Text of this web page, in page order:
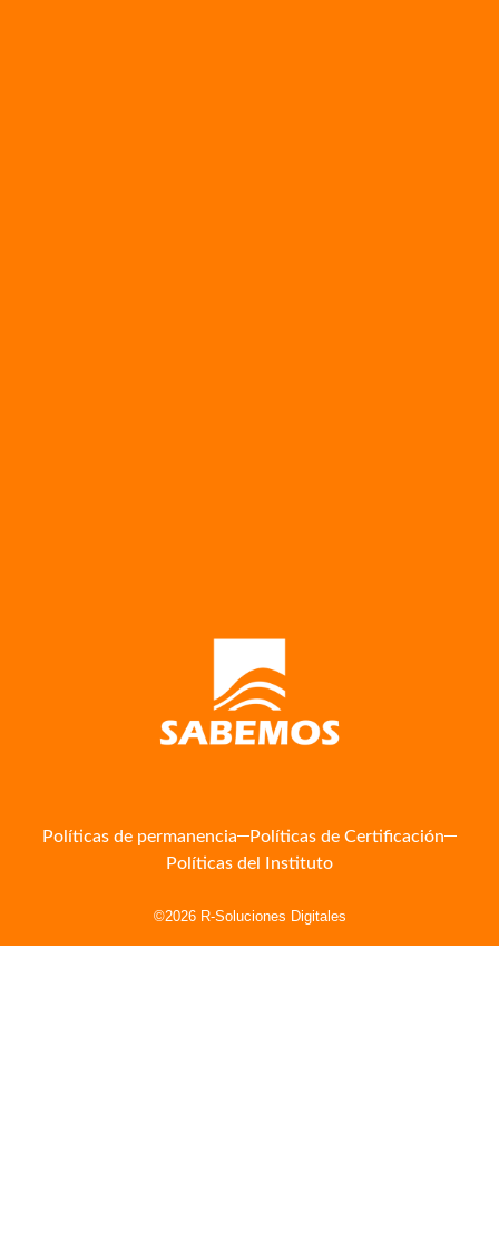
Políticas de permanencia
Políticas de Certificación
Políticas del Instituto
©2026 R-Soluciones Digitales